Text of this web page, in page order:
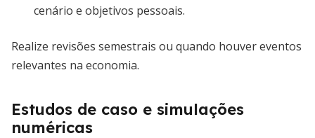
cenário e objetivos pessoais.
Realize revisões semestrais ou quando houver eventos
relevantes na economia.
Estudos de caso e simulações
numéricas